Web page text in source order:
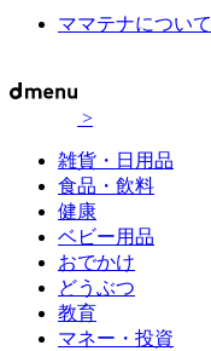
ママテナについて
>
雑貨・日用品
食品・飲料
健康
ベビー用品
おでかけ
どうぶつ
教育
マネー・投資